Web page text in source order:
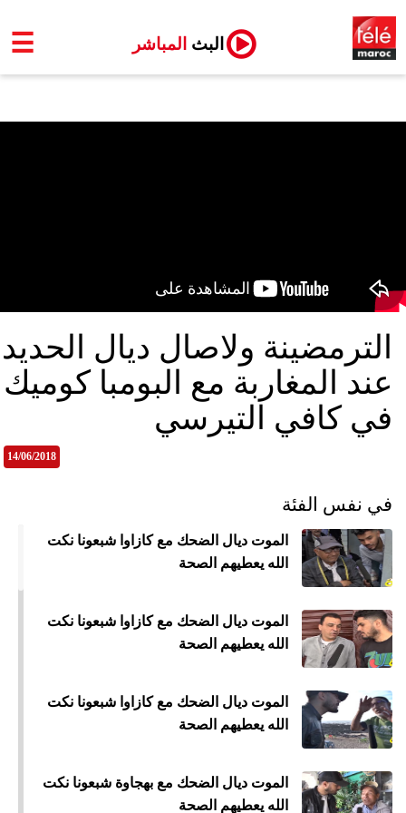
☰ البث المباشر
الترمضينة ولاصال ديال الحديد
عند المغاربة مع البومبا كوميك
في كافي التيرسي
14/06/2018
في نفس الفئة
الموت ديال الضحك مع كازاوا شبعونا نكت
الله يعطيهم الصحة
الموت ديال الضحك مع كازاوا شبعونا نكت
الله يعطيهم الصحة
الموت ديال الضحك مع كازاوا شبعونا نكت
الله يعطيهم الصحة
الموت ديال الضحك مع بهجاوة شبعونا نكت
الله يعطيهم الصحة